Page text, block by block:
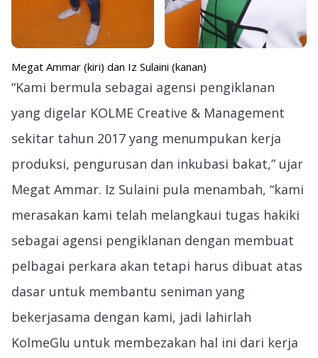
Megat Ammar (kiri) dan Iz Sulaini (kanan)
“Kami bermula sebagai agensi pengiklanan
yang digelar KOLME Creative & Management
sekitar tahun 2017 yang menumpukan kerja
produksi, pengurusan dan inkubasi bakat,” ujar
Megat Ammar. Iz Sulaini pula menambah, “kami
merasakan kami telah melangkaui tugas hakiki
sebagai agensi pengiklanan dengan membuat
pelbagai perkara akan tetapi harus dibuat atas
dasar untuk membantu seniman yang
bekerjasama dengan kami, jadi lahirlah
KolmeGlu untuk membezakan hal ini dari kerja